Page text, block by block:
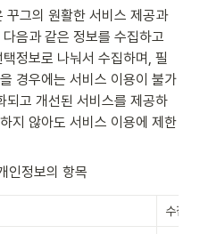
꾸그의 원활한 서비스 제공과
음과 같은 정보를 수집하고
정보로 나눠서 수집하며, 필
경우에는 서비스 이용이 불가
되고 개선된 서비스를 제공하
지 않아도 서비스 이용에 제한
인정보의 항목
수집